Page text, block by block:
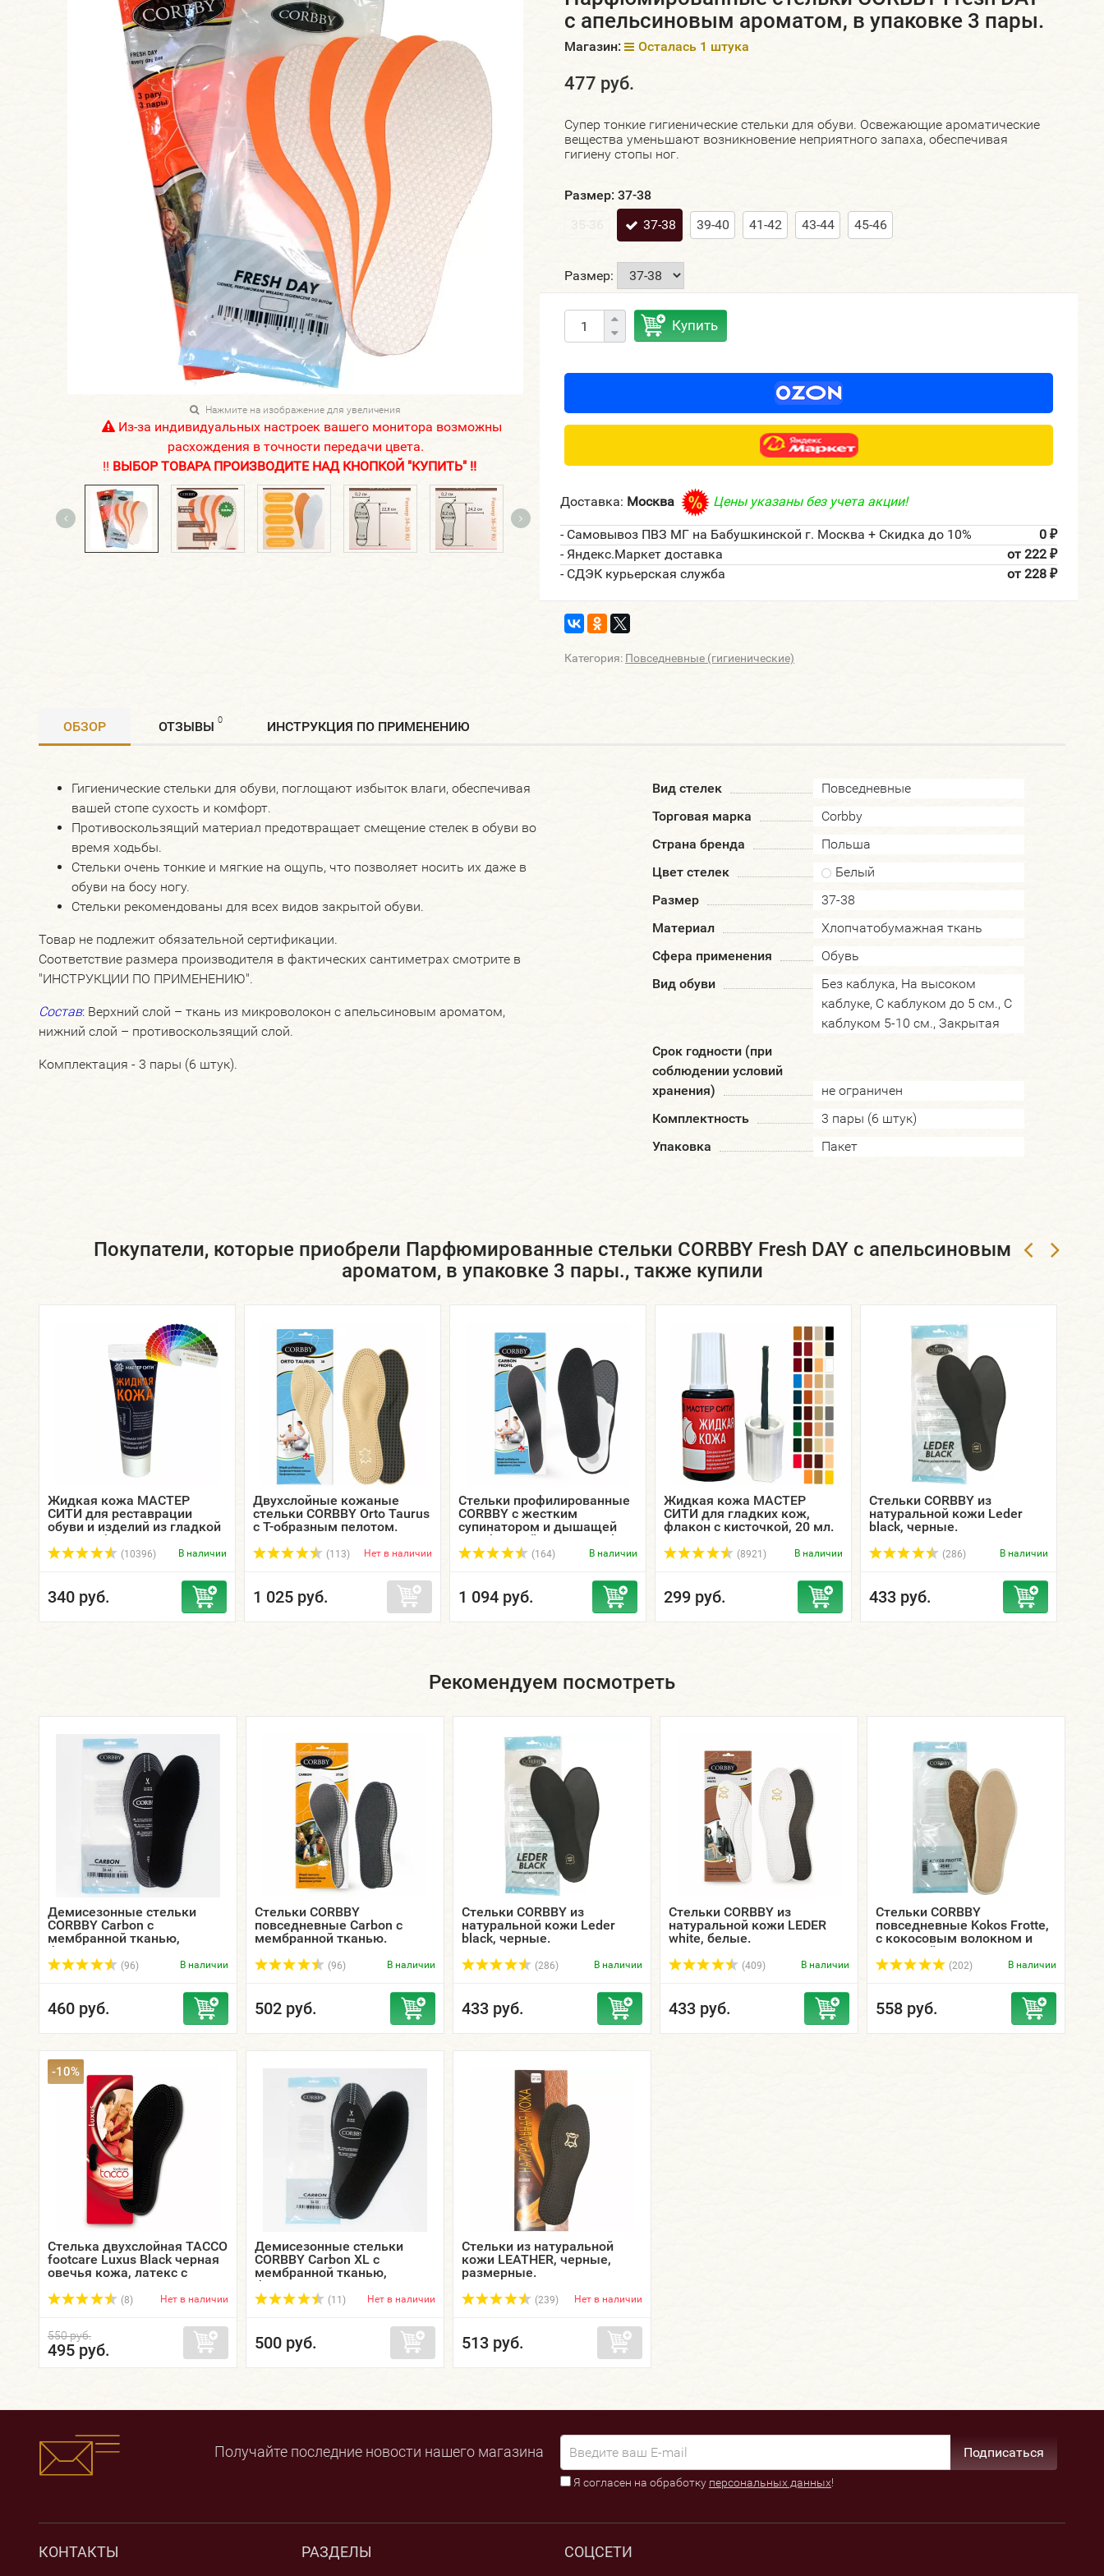
Нажмите на изображение для увеличения
Из-за индивидуальных настроек вашего монитора возможны
расхождения в точности передачи цвета.
!! ВЫБОР ТОВАРА ПРОИЗВОДИТЕ НАД КНОПКОЙ "КУПИТЬ" !!
с апельсиновым ароматом, в упаковке 3 пары.
Магазин: Осталась 1 штука
477 руб.
Супер тонкие гигиенические стельки для обуви. Освежающие ароматические
вещества уменьшают возникновение неприятного запаха, обеспечивая
гигиену стопы ног.
Размер: 37-38
35-36
37-38 39-40 41-42 43-44 45-46
Размер:
Купить
Доставка: Москва Цены указаны без учета акции!
- Самовывоз ПВЗ МГ на Бабушкинской г. Москва + Скидка до 10% 0 ₽
- Яндекс.Маркет доставка от 222 ₽
- СДЭК курьерская служба от 228 ₽
Категория: Повседневные (гигиенические)
ОБЗОР ОТЗЫВЫ 0 ИНСТРУКЦИЯ ПО ПРИМЕНЕНИЮ
Гигиенические стельки для обуви, поглощают избыток влаги, обеспечивая
вашей стопе сухость и комфорт.
Противоскользящий материал предотвращает смещение стелек в обуви во
время ходьбы.
Стельки очень тонкие и мягкие на ощупь, что позволяет носить их даже в
обуви на босу ногу.
Стельки рекомендованы для всех видов закрытой обуви.
Товар не подлежит обязательной сертификации.
Соответствие размера производителя в фактических сантиметрах смотрите в
"ИНСТРУКЦИИ ПО ПРИМЕНЕНИЮ".
Состав: Верхний слой – ткань из микроволокон с апельсиновым ароматом,
нижний слой – противоскользящий слой.
Комплектация - 3 пары (6 штук).
Вид стелек
Повседневные
Торговая марка
Corbby
Страна бренда
Польша
Цвет стелек
Белый
Размер
37-38
Материал
Хлопчатобумажная ткань
Сфера применения
Обувь
Вид обуви
Без каблука, На высоком
каблуке, С каблуком до 5 см., С
каблуком 5-10 см., Закрытая
Срок годности (при
соблюдении условий
хранения)
не ограничен
Комплектность
3 пары (6 штук)
Упаковка
Пакет
Покупатели, которые приобрели Парфюмированные стельки CORBBY Fresh DAY с апельсиновым
ароматом, в упаковке 3 пары., также купили
Жидкая кожа МАСТЕР
СИТИ для реставрации
обуви и изделий из гладкой
кожи, туба 30 мл.
(10396) В наличии
340 руб.
Двухслойные кожаные
стельки CORBBY Orto Taurus
с Т-образным пелотом.
(113) Нет в наличии
1 025 руб.
Стельки профилированные
CORBBY с жестким
супинатором и дышащей
мембранной тканью Carbon
Profil.
(164) В наличии
1 094 руб.
Жидкая кожа МАСТЕР
СИТИ для гладких кож,
флакон с кисточкой, 20 мл.
(8921) В наличии
299 руб.
Стельки CORBBY из
натуральной кожи Leder
black, черные.
(286) В наличии
433 руб.
Рекомендуем посмотреть
Демисезонные стельки
CORBBY Carbon с
мембранной тканью,
безразмерные.
(96) В наличии
460 руб.
Стельки CORBBY
повседневные Carbon с
мембранной тканью.
(96) В наличии
502 руб.
Стельки CORBBY из
натуральной кожи Leder
black, черные.
(286) В наличии
433 руб.
Стельки CORBBY из
натуральной кожи LEDER
white, белые.
(409) В наличии
433 руб.
Стельки CORBBY
повседневные Kokos Frotte,
с кокосовым волокном и
махровой тканью.
(202) В наличии
558 руб.
-10%
Стелька двухслойная TACCO
footcare Luxus Black черная
овечья кожа, латекс с
(8) Нет в наличии
550 руб.
495 руб.
Демисезонные стельки
CORBBY Carbon XL с
мембранной тканью,
безразмерные 36-50 EU
(11) Нет в наличии
500 руб.
Стельки из натуральной
кожи LEATHER, черные,
размерные.
(239) Нет в наличии
513 руб.
Получайте последние новости нашего магазина Подписаться
Я согласен на обработку персональных данных!
КОНТАКТЫ РАЗДЕЛЫ СОЦСЕТИ